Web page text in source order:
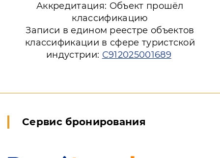
Аккредитация: Объект прошёл
классификацию
Записи в едином реестре объектов
классификации в сфере туристской
индустрии: С912025001689
Сервис бронирования